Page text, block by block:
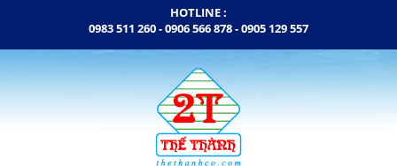
HOTLINE :
0983 511 260 - 0906 566 878 -0905 129 557